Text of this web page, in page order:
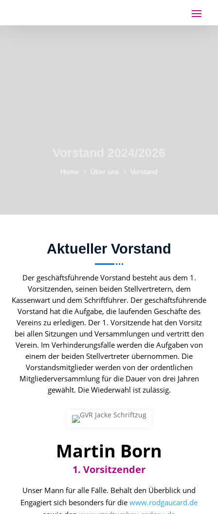
Home Über uns Vorstand
Aktueller Vorstand
Der geschäftsführende Vorstand besteht aus dem 1.
Vorsitzenden, seinen beiden Stellvertretern, dem
Kassenwart und dem Schriftführer. Der geschäftsführende
Vorstand hat die Aufgabe, die laufenden Geschäfte des
Vereins zu erledigen. Der 1. Vorsitzende hat den Vorsitz
bei allen Sitzungen und Versammlungen und vertritt den
Verein. Im Verhinderungsfalle werden die Aufgaben von
einem der beiden Stellvertreter übernommen. Die
Vorstandsmitglieder werden von der ordentlichen
Mitgliederversammlung für die Dauer von drei Jahren
gewählt. Die Wiederwahl ist zulässig.
Martin Born
1. Vorsitzender
Unser Mann für alle Fälle. Behält den Überblick und
Engagiert sich besonders für die www.rodgaucard.de